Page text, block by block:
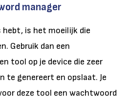
manager
hebt, is het moeilijk die
Gebruik dan een
tool op je device die zeer
te genereert en opslaat. Je
deze tool een wachtwoord